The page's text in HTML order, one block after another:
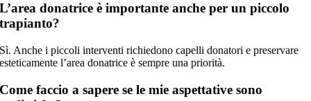
L’area donatrice è importante anche per un piccolo
trapianto?
Sì. Anche i piccoli interventi richiedono capelli donatori e preservare
esteticamente l’area donatrice è sempre una priorità.
Come faccio a sapere se le mie aspettative sono